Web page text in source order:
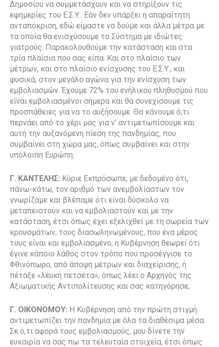
Δημοσίου να συμμετάσχουν και να στηρίξουν τις
εφημερίες του Ε.Σ.Υ.. Εάν δεν υπάρξει η απαραίτητη
ανταπόκριση, εδώ είμαστε να δούμε και άλλα μέτρα με
τα οποία θα ενισχύσουμε το Σύστημα με ιδιώτες
γιατρούς. Παρακολουθούμε την κατάσταση και στα
τρία πλαίσια που σας είπα. Και στο πλαίσιο των
μέτρων, και στο πλαίσιο ενίσχυσης του Ε.Σ.Υ., και
φυσικά, στον μεγάλο αγώνα για την ενίσχυση των
εμβολιασμών. Έχουμε 72% του ενήλικου πληθυσμού που
είναι εμβολιασμένοι σήμερα και θα συνεχίσουμε τις
προσπάθειες για να το αυξήσουμε. Θα κάνουμε ό,τι
περνάει από το χέρι μας για ν’ αντιμετωπίσουμε και
αυτή την αυξανόμενη πίεση της πανδημίας, που
συμβαίνει στη χώρα μας, όπως συμβαίνει και στην
υπόλοιπη Ευρώπη.
Γ. ΚΑΝΤΕΛΗΣ: Κύριε Εκπρόσωπε, με δεδομένο ότι,
πάνω-κάτω, τον αριθμό των ανεμβολίαστων τον
γνωρίζαμε και βλέπαμε ότι είναι δύσκολο να
μεταπειστούν και να εμβολιαστούν και με την
κατάσταση, έτσι όπως έχει εξελιχθεί με τη σωρεία των
κρουσμάτων, τους διασωληνωμένους, που ένα μέρος
τους είναι και εμβολιασμένο, η Κυβέρνηση θεωρεί ότι
έγινε κάποιο λάθος στον τρόπο που προσέγγισε το
Φθινόπωρο, από άποψη μέτρων και διαχείρισης, ή
πέταξε «λευκή πετσέτα», όπως λέει ο Αρχηγός της
Αξιωματικής Αντιπολίτευσης και σας κατηγόρησε;
Γ. ΟΙΚΟΝΟΜΟΥ: Η Κυβέρνηση από την πρώτη στιγμή
αντιμετωπίζει την πανδημία με όλα τα διαθέσιμα μέσα.
Σε ό,τι αφορά τους εμβολιασμούς, μου δίνετε την
ευκαιρία να σας πω τα τελευταία στοιχεία, έτσι όπως